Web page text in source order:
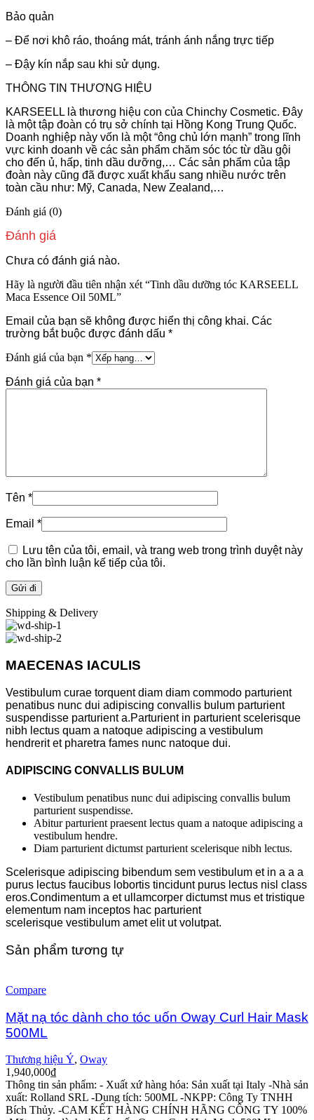
Bảo quản
– Để nơi khô ráo, thoáng mát, tránh ánh nắng trực tiếp
– Đậy kín nắp sau khi sử dụng.
THÔNG TIN THƯƠNG HIỆU
KARSEELL là thương hiệu con của Chinchy Cosmetic. Đây
là một tập đoàn có trụ sở chính tại Hồng Kong Trung Quốc.
Doanh nghiệp này vốn là một “ông chủ lớn mạnh” trong lĩnh
vực kinh doanh về các sản phẩm chăm sóc tóc từ dầu gội
cho đến ủ, hấp, tinh dầu dưỡng,… Các sản phẩm của tập
đoàn này cũng đã được xuất khẩu sang nhiều nước trên
toàn cầu như: Mỹ, Canada, New Zealand,…
Đánh giá (0)
Đánh giá
Chưa có đánh giá nào.
Hãy là người đầu tiên nhận xét “Tinh dầu dưỡng tóc KARSEELL
Maca Essence Oil 50ML”
Email của bạn sẽ không được hiển thị công khai. Các
trường bắt buộc được đánh dấu *
Đánh giá của bạn *
Đánh giá của bạn *
Tên *
Email *
Lưu tên của tôi, email, và trang web trong trình duyệt này
cho lần bình luận kế tiếp của tôi.
Shipping & Delivery
MAECENAS IACULIS
Vestibulum curae torquent diam diam commodo parturient
penatibus nunc dui adipiscing convallis bulum parturient
suspendisse parturient a.Parturient in parturient scelerisque
nibh lectus quam a natoque adipiscing a vestibulum
hendrerit et pharetra fames nunc natoque dui.
ADIPISCING CONVALLIS BULUM
Vestibulum penatibus nunc dui adipiscing convallis bulum
parturient suspendisse.
Abitur parturient praesent lectus quam a natoque adipiscing a
vestibulum hendre.
Diam parturient dictumst parturient scelerisque nibh lectus.
Scelerisque adipiscing bibendum sem vestibulum et in a a a
purus lectus faucibus lobortis tincidunt purus lectus nisl class
eros.Condimentum a et ullamcorper dictumst mus et tristique
elementum nam inceptos hac parturient
scelerisque vestibulum amet elit ut volutpat.
Sản phẩm tương tự
Compare
Mặt nạ tóc dành cho tóc uốn Oway Curl Hair Mask
500ML
Thương hiệu Ý, Oway
1,940,000₫
Thông tin sản phẩm: - Xuất xứ hàng hóa: Sản xuất tại Italy -Nhà sản
xuất: Rolland SRL -Dung tích: 500ML -NKPP: Công Ty TNHH
Bích Thủy. -CAM KẾT HÀNG CHÍNH HÃNG CÔNG TY 100%